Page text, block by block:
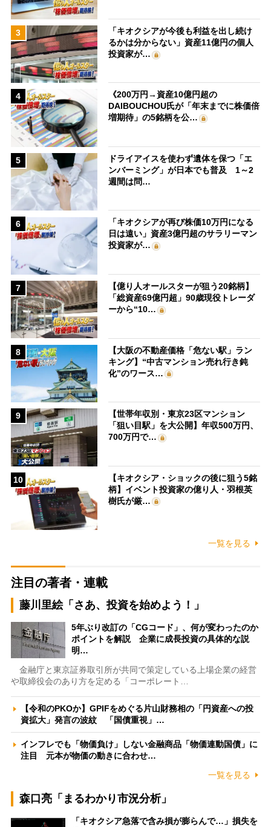
3
「キオクシアが今後も利益を出し続け
るかは分からない」資産11億円の個人
投資家が…
4
《200万円→資産10億円超の
DAIBOUCHOU氏が「年末までに株価倍
増期待」の5銘柄を公…
5
ドライアイスを使わず遺体を保つ「エ
ンバーミング」が日本でも普及 1～2
週間は問…
6
「キオクシアが再び株価10万円になる
日は遠い」資産3億円超のサラリーマン
投資家が…
7
【億り人オールスターが狙う20銘柄】
「総資産69億円超」90歳現役トレーダ
ーから“10…
8
【大阪の不動産価格「危ない駅」ラン
キング】“中古マンション売れ行き鈍
化”のワース…
9
【世帯年収別・東京23区マンション
「狙い目駅」を大公開】年収500万円、
700万円で…
10
【キオクシア・ショックの後に狙う5銘
柄】イベント投資家の億り人・羽根英
樹氏が厳…
一覧を見る
注目の著者・連載
藤川里絵「さあ、投資を始めよう！」
5年ぶり改訂の「CGコード」、何が変わったのか
ポイントを解説 企業に成長投資の具体的な説
明…
金融庁と東京証券取引所が共同で策定している上場企業の経営
や取締役会のあり方を定める「コーポレート…
【令和のPKOか】GPIFをめぐる片山財務相の「円資産への投
資拡大」発言の波紋 「国債重視」…
インフレでも「物価負け」しない金融商品「物価連動国債」に
注目 元本が物価の動きに合わせ…
一覧を見る
森口亮「まるわかり市況分析」
「キオクシア急落で含み損が膨らんで…」損失を